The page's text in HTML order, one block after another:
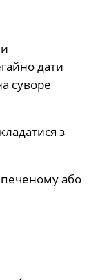
дати
суворе
з
або